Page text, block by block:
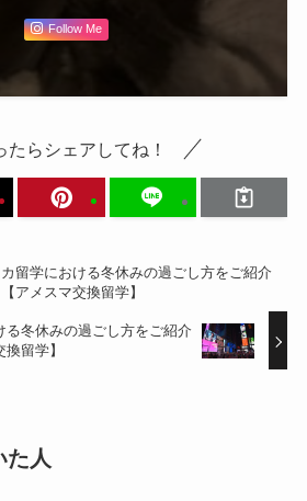
Follow Me
たらシェアしてね！
留学における冬休みの過ごし方をご紹介
アメスマ交換留学】
る冬休みの過ごし方をご紹介
留学】
た人